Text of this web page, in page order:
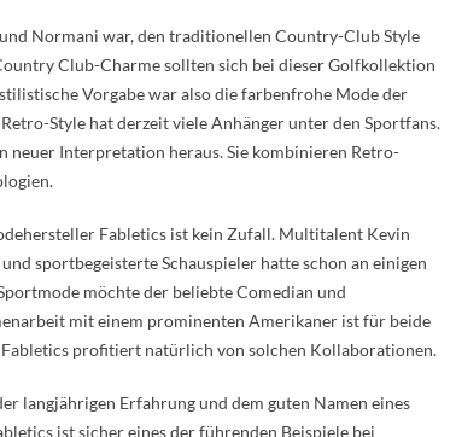
Normani war, den traditionellen Country-Club Style
Club-Charme sollten sich bei dieser Golfkollektion
Vorgabe war also die farbenfrohe Mode der
Style hat derzeit viele Anhänger unter den Sportfans.
Interpretation heraus. Sie kombinieren Retro-
Fabletics ist kein Zufall. Multitalent Kevin
sportbegeisterte Schauspieler hatte schon an einigen
möchte der beliebte Comedian und
mit einem prominenten Amerikaner ist für beide
profitiert natürlich von solchen Kollaborationen.
langjährigen Erfahrung und dem guten Namen eines
ist sicher eines der führenden Beispiele bei